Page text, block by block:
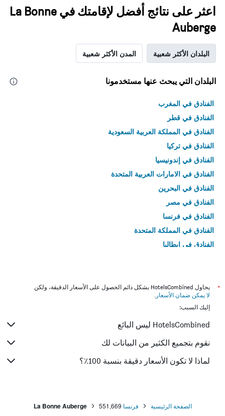
اعثر على نتائج أفضل لإقامتك في La Bonne
Auberge
البلدان الأكثر شعبية المدن الأكثر شعبية
البلدان التي يبحث عنها مستخدمونا
الفنادق في المغرب
الفنادق في قطر
الفنادق في المملكة العربية السعودية
الفنادق في تركيا
الفنادق في إندونيسيا
الفنادق في الامارات العربية المتحدة
الفنادق في البحرين
الفنادق في مصر
الفنادق في فرنسا
الفنادق في المملكة المتحدة
الفنادق في إيطاليا
*
يحاول HotelsCombined بشكل دائم الحصول على الأسعار الدقيقة، ولكن
لا يمكن ضمان الأسعار .
إليك السبب:
HotelsCombined ليس البائع
نقوم بتجميع الكثير من البيانات لك
لماذا لا تكون الأسعار دقيقة بنسبة 100٪؟
الصفحة الرئيسية فرنسا 551,669
La Bonne Auberge